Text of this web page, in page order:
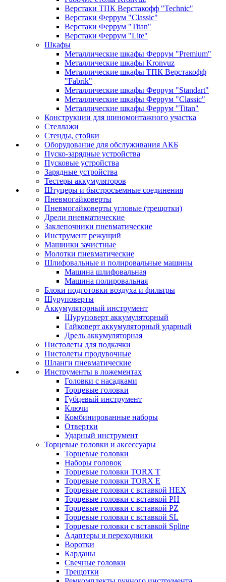
Верстаки ТПК Верстакофф "Technic"
Верстаки Феррум "Classic"
Верстаки Феррум "Titan"
Верстаки Феррум "Lite"
Шкафы
Металлические шкафы Феррум "Premium"
Металлические шкафы Kronvuz
Металлические шкафы ТПК Верстакофф
"Fabrik"
Металлические шкафы Феррум "Standart"
Металлические шкафы Феррум "Classic"
Металлические шкафы Феррум "Titan"
Конструкции для шиномонтажного участка
Стеллажи
Стенды, стойки
Оборудование для обслуживания АКБ
Пуско-зарядные устройства
Пусковые устройства
Зарядные устройства
Тестеры аккумуляторов
Штуцеры и быстросъемные соединения
Пневмогайковерты
Пневмогайковерты угловые (трещотки)
Дрели пневматические
Заклепочники пневматические
Инструмент режущий
Машинки зачистные
Молотки пневматические
Шлифовальные и полировальные машины
Машина шлифовальная
Машина полировальная
Блоки подготовки воздуха и фильтры
Шуруповерты
Аккумуляторный инструмент
Шуруповерт аккумуляторный
Гайковерт аккумуляторный ударный
Дрель аккумуляторная
Пистолеты для подкачки
Пистолеты продувочные
Шланги пневматические
Инструменты в ложементах
Головки с насадками
Торцевые головки
Губцевый инструмент
Ключи
Комбинированные наборы
Отвертки
Ударный инструмент
Торцевые головки и аксессуары
Торцевые головки
Наборы головок
Торцевые головки TORX T
Торцевые головки TORX Е
Торцевые головки с вставкой HEX
Торцевые головки с вставкой PH
Торцевые головки с вставкой PZ
Торцевые головки с вставкой SL
Торцевые головки с вставкой Spline
Адаптеры и переходники
Воротки
Карданы
Свечные головки
Трещотки